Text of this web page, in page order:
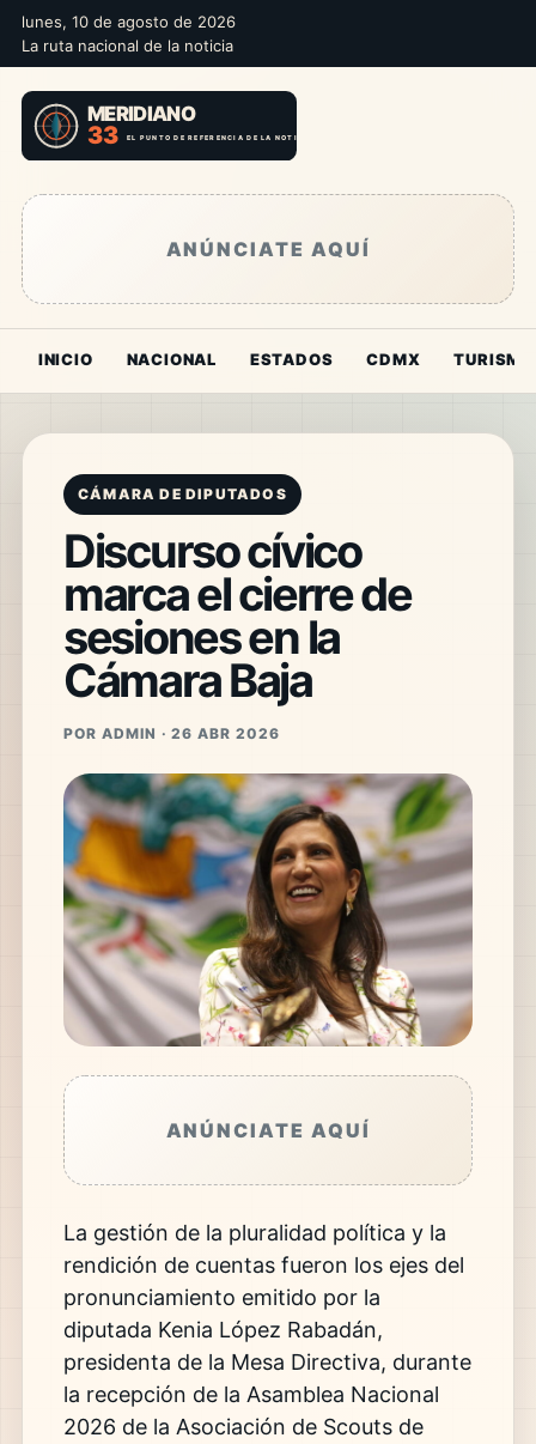
lunes, 10 de agosto de 2026
La ruta nacional de la noticia
ANÚNCIATE AQUÍ
INICIO NACIONAL ESTADOS CDMX TURISMO
CÁMARA DE DIPUTADOS
Discurso cívico
marca el cierre de
sesiones en la
Cámara Baja
POR ADMIN · 26 ABR 2026
ANÚNCIATE AQUÍ
La gestión de la pluralidad política y la
rendición de cuentas fueron los ejes del
pronunciamiento emitido por la
diputada Kenia López Rabadán,
presidenta de la Mesa Directiva, durante
la recepción de la Asamblea Nacional
2026 de la Asociación de Scouts de